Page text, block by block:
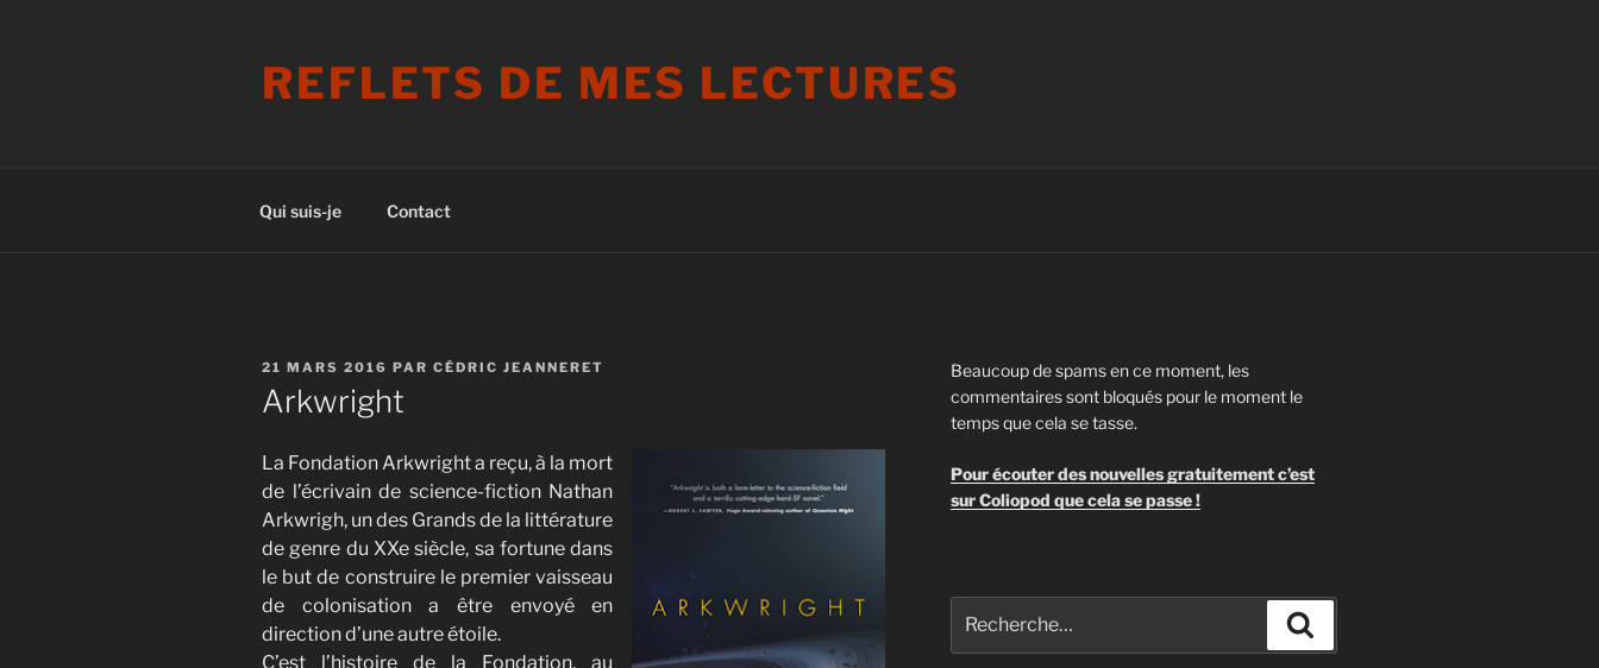
REFLETS DE MES LECTURES
Qui suis-je Contact
PUBLIÉ
LE
21 MARS 2016 PAR CÉDRIC JEANNERET
Arkwright
La Fondation Arkwright a reçu, à la mort
de l’écrivain de science-fiction Nathan
Arkwrigh, un des Grands de la littérature
de genre du XXe siècle, sa fortune dans
le but de construire le premier vaisseau
de colonisation a être envoyé en
direction d’une autre étoile.
C’est l’histoire de la Fondation, au
Beaucoup de spams en ce moment, les
commentaires sont bloqués pour le moment le
temps que cela se tasse.
Pour écouter des nouvelles gratuitement c’est
sur Coliopod que cela se passe !
pour
: